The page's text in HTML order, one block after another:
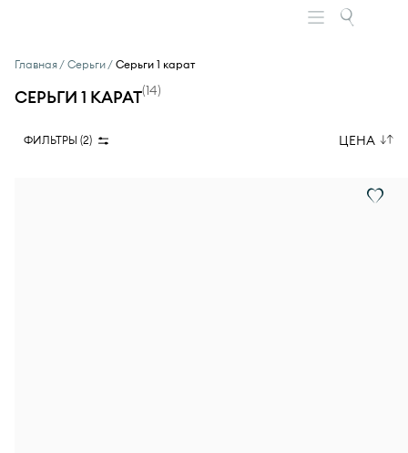
Главная Серьги Серьги 1 карат
СЕРЬГИ 1 КАРАТ(14)
ФИЛЬТРЫ (2) ЦЕНА